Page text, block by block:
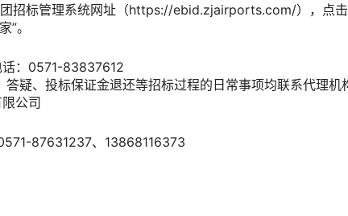
招标管理系统网址（https://ebid.zjairports.com/），点
。
：0571-83837612
疑、投标保证金退还等招标过程的日常事项均联系代理机
公司
87631237、13868116373